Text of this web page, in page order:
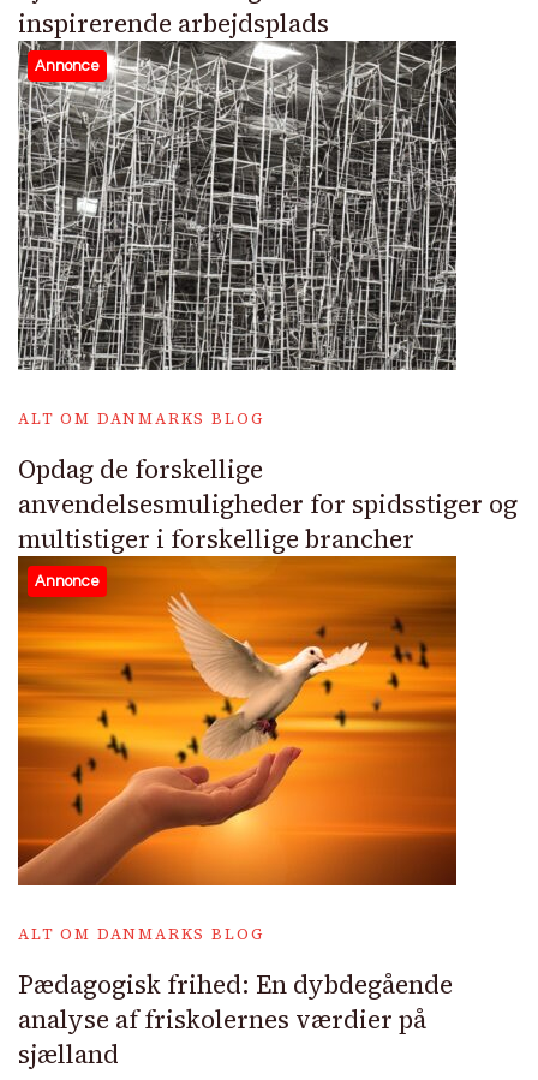
inspirerende arbejdsplads
Annonce
ALT OM DANMARKS BLOG
Opdag de forskellige
anvendelsesmuligheder for spidsstiger og
multistiger i forskellige brancher
Annonce
ALT OM DANMARKS BLOG
Pædagogisk frihed: En dybdegående
analyse af friskolernes værdier på
sjælland